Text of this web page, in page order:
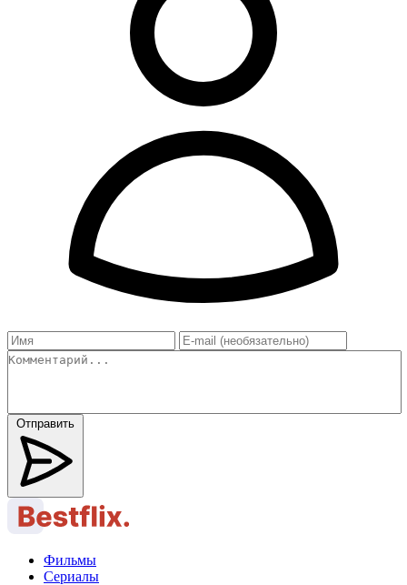
Отправить
Фильмы
Сериалы